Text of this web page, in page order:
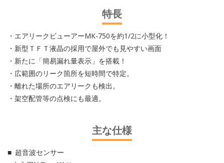
特長
・エアリークビューアーMK-750を約1/2に小型化！
・新型ＴＦＴ液晶の採用で屋外でも見やすい画面
・新たに「簡易漏れ量表示」を搭載！
・広範囲のリーク箇所を短時間で特定。
・離れた場所のエアリークも検出。
・架空配管等の点検にも最適。
主な仕様
超音波センサー